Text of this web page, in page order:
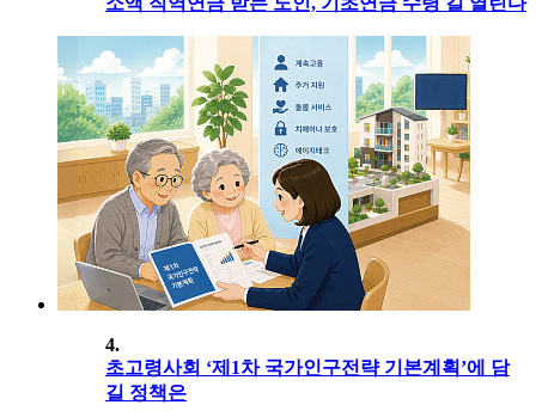
4.
초고령사회 ‘제1차 국가인구전략 기본계획’에 담
길 정책은